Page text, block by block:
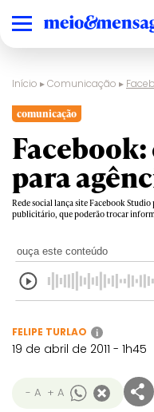
Início ▸Comunicação ▸
comunicação
para
Rede social lança site Facebook
publicitário, que poderão trocar
ouça este conteúdo
FELIPE TURLAO i
19 de abril de 2011 - 1h45
- A + A